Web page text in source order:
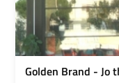
Golden Brand - Jo